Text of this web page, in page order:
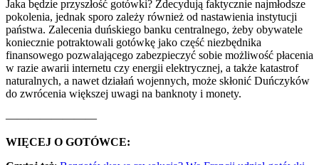
Jaka będzie przyszłość gotówki? Zdecydują faktycznie najmłodsze
pokolenia, jednak sporo zależy również od nastawienia instytucji
państwa. Zalecenia duńskiego banku centralnego, żeby obywatele
koniecznie potraktowali gotówkę jako część niezbędnika
finansowego pozwalającego zabezpieczyć sobie możliwość płacenia
w razie awarii internetu czy energii elektrycznej, a także katastrof
naturalnych, a nawet działań wojennych, może skłonić Duńczyków
do zwrócenia większej uwagi na banknoty i monety.
————————
WIĘCEJ O GOTÓWCE: